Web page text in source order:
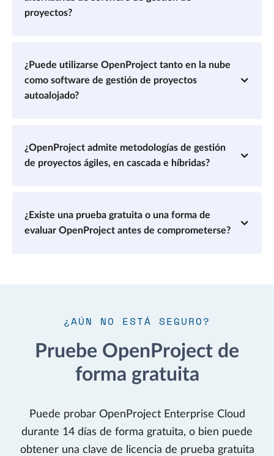
proyectos?
¿Puede utilizarse OpenProject tanto en la nube
como software de gestión de proyectos
autoalojado?
¿OpenProject admite metodologías de gestión
de proyectos ágiles, en cascada e híbridas?
¿Existe una prueba gratuita o una forma de
evaluar OpenProject antes de comprometerse?
¿AÚN NO ESTÁ SEGURO?
Pruebe OpenProject de
forma gratuita
Puede probar OpenProject Enterprise Cloud
durante 14 días de forma gratuita, o bien puede
obtener una clave de licencia de prueba gratuita